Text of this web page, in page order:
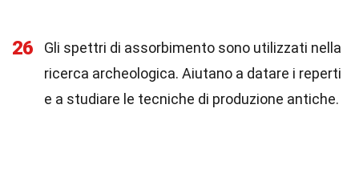
26
Gli spettri di assorbimento sono utilizzati nella
ricerca archeologica. Aiutano a datare i reperti
e a studiare le tecniche di produzione antiche.